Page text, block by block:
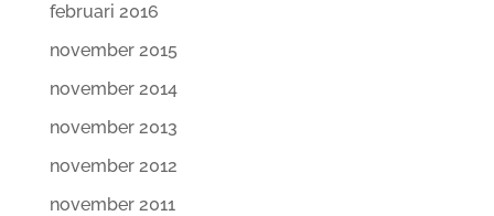
februari 2016
november 2015
november 2014
november 2013
november 2012
november 2011